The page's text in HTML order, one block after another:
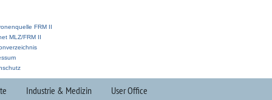
FRM II
MLZ/FRM II
Industrie & Medizin User Office